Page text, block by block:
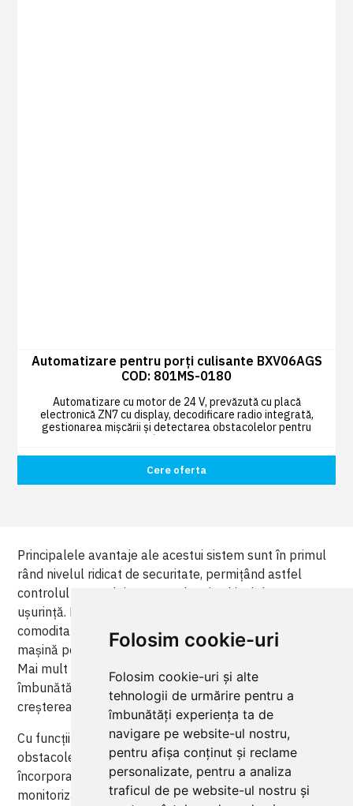
Folosim cookie-uri
Folosim cookie-uri și alte
tehnologii de urmărire pentru a
îmbunătăți experiența ta de
navigare pe website-ul nostru,
pentru afișa conținut și reclame
personalizate, pentru a analiza
traficul de pe website-ul nostru și
Automatizare pentru porți culisante BXV06AGS
COD: 801MS-0180
Automatizare cu motor de 24 V, prevăzută cu placă
electronică ZN7 cu display, decodificare radio integrată,
gestionarea mișcării și detectarea obstacolelor pentru
porți culisante de până la 600 kg și 18 m lungime.
Cere oferta
Principalele avantaje ale acestui sistem sunt în primul
rând nivelul ridicat de securitate, permițând astfel
controlul accesului persoanelor și vehiculelor cu
ușurință. De asemenea, oferă un plus de confort și
comoditate, eliminând necesitatea de a coborî din
mașină pentru a deschide sau închide poarta manual.
Mai mult decat atat, porțile automatizate contribuie la
îmbunătățirea aspectului estetic al proprietății și la
creșterea valorii acesteia.
Cu funcții suplimentare precum detectarea
obstacolelor pentru prevenirea accidentelor, iluminare
încorporată sau integrarea cu sisteme de securitate și
monitorizare, porțile automatizate devin o investiție